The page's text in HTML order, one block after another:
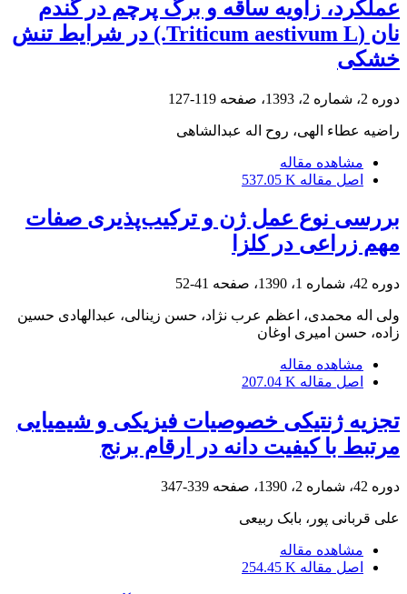
عملکرد، زاویه ساقه و برگ پرچم در گندم
نان (Triticum aestivum L.) در شرایط تنش
خشکی
دوره 2، شماره 2، 1393، صفحه 119-127
راضیه عطاء الهی، روح اله عبدالشاهی
مشاهده مقاله
اصل مقاله 537.05 K
بررسی نوع عمل ژن و ترکیب‌پذیری صفات
مهم زراعی در کلزا
دوره 42، شماره 1، 1390، صفحه 41-52
ولی اله محمدی، اعظم عرب نژاد، حسن زینالی، عبدالهادی حسین
زاده، حسن امیری اوغان
مشاهده مقاله
اصل مقاله 207.04 K
تجزیه ژنتیکی خصوصیات فیزیکی و شیمیایی
مرتبط با کیفیت دانه در ارقام برنج
دوره 42، شماره 2، 1390، صفحه 339-347
علی قربانی پور، بابک ربیعی
مشاهده مقاله
اصل مقاله 254.45 K